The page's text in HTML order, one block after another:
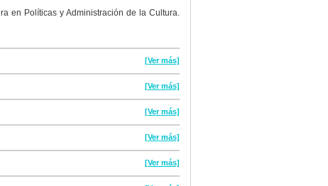
en Políticas y Administración de la Cultura.
[Ver más]
[Ver más]
[Ver más]
[Ver más]
[Ver más]